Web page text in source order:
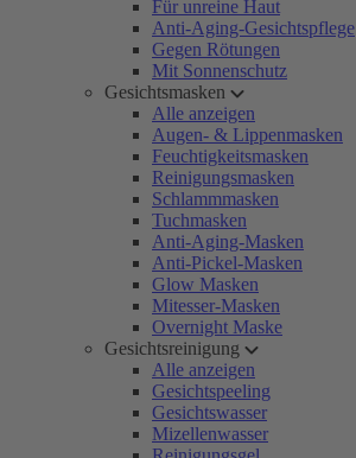
Für unreine Haut
Anti-Aging-Gesichtspflege
Gegen Rötungen
Mit Sonnenschutz
Gesichtsmasken
Alle anzeigen
Augen- & Lippenmasken
Feuchtigkeitsmasken
Reinigungsmasken
Schlammmasken
Tuchmasken
Anti-Aging-Masken
Anti-Pickel-Masken
Glow Masken
Mitesser-Masken
Overnight Maske
Gesichtsreinigung
Alle anzeigen
Gesichtspeeling
Gesichtswasser
Mizellenwasser